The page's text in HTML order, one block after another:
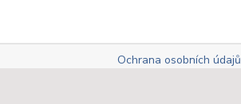
Ochrana osobních údajů